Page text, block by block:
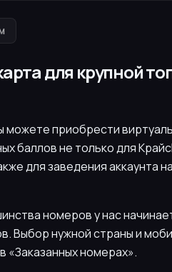
для крупной
можете приобрести
баллов не только для
для заведения аккаунта
номеров у нас
Выбор нужной страны и
«Заказанных номерах».